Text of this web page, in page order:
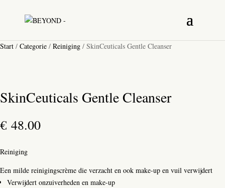
Start / Categorie / Reiniging / SkinCeuticals Gentle Cleanser
SkinCeuticals Gentle Cleanser
€ 48.00
Reiniging
Een milde reinigingscrème die verzacht en ook make-up en vuil verwijdert
Verwijdert onzuiverheden en make-up